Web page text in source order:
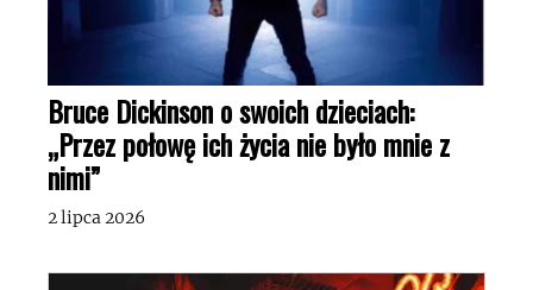
Bruce Dickinson o swoich dzieciach:
„Przez połowę ich życia nie było mnie z
nimi”
2 lipca 2026